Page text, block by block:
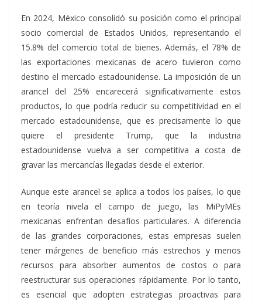
En 2024, México consolidó su posición como el principal
socio comercial de Estados Unidos, representando el
15.8% del comercio total de bienes. Además, el 78% de
las exportaciones mexicanas de acero tuvieron como
destino el mercado estadounidense. La imposición de un
arancel del 25% encarecerá significativamente estos
productos, lo que podría reducir su competitividad en el
mercado estadounidense, que es precisamente lo que
quiere el presidente Trump, que la industria
estadounidense vuelva a ser competitiva a costa de
gravar las mercancías llegadas desde el exterior.
Aunque este arancel se aplica a todos los países, lo que
en teoría nivela el campo de juego, las MiPyMEs
mexicanas enfrentan desafíos particulares. A diferencia
de las grandes corporaciones, estas empresas suelen
tener márgenes de beneficio más estrechos y menos
recursos para absorber aumentos de costos o para
reestructurar sus operaciones rápidamente. Por lo tanto,
es esencial que adopten estrategias proactivas para